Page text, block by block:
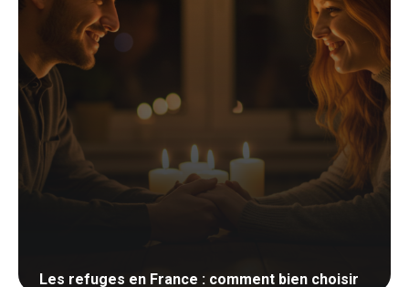
Les refuges en France : comment bien choisir